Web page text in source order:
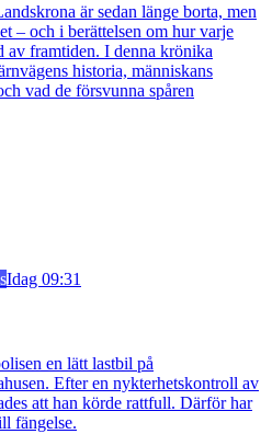
är sedan länge borta, men
– och i berättelsen om hur varje
av framtiden. I denna krönika
historia, människans
vad de försvunna spåren
Idag 09:31
en lätt lastbil på
Efter en nykterhetskontroll av
att han körde rattfull. Därför har
fängelse.